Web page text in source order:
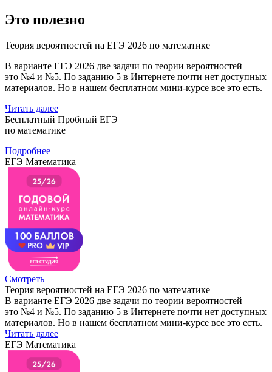
Это полезно
Теория вероятностей на ЕГЭ 2026 по математике
В варианте ЕГЭ 2026 две задачи по теории вероятностей —
это №4 и №5. По заданию 5 в Интернете почти нет доступных
материалов. Но в нашем бесплатном мини-курсе все это есть.
Читать далее
Бесплатный Пробный ЕГЭ
по математике
Подробнее
ЕГЭ Математика
Смотреть
Теория вероятностей на ЕГЭ 2026 по математике
В варианте ЕГЭ 2026 две задачи по теории вероятностей —
это №4 и №5. По заданию 5 в Интернете почти нет доступных
материалов. Но в нашем бесплатном мини-курсе все это есть.
Читать далее
ЕГЭ Математика